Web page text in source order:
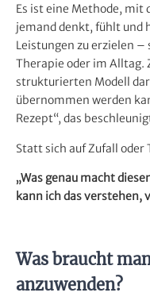
Es ist eine Methode, mit
jemand denkt, fühlt und
Leistungen zu erzielen –
Therapie oder im Alltag.
strukturierten Modell
übernommen werden
Rezept“, das
Statt sich auf Zufall oder
„Was genau macht
kann ich das verstehen,
Was braucht
anzuwenden?